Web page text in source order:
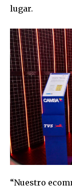
lugar.
“Nuestro